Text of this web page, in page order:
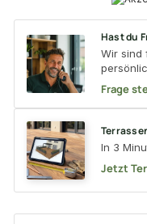
Hast du
Wir sind
Frage
In 3
Jetzt